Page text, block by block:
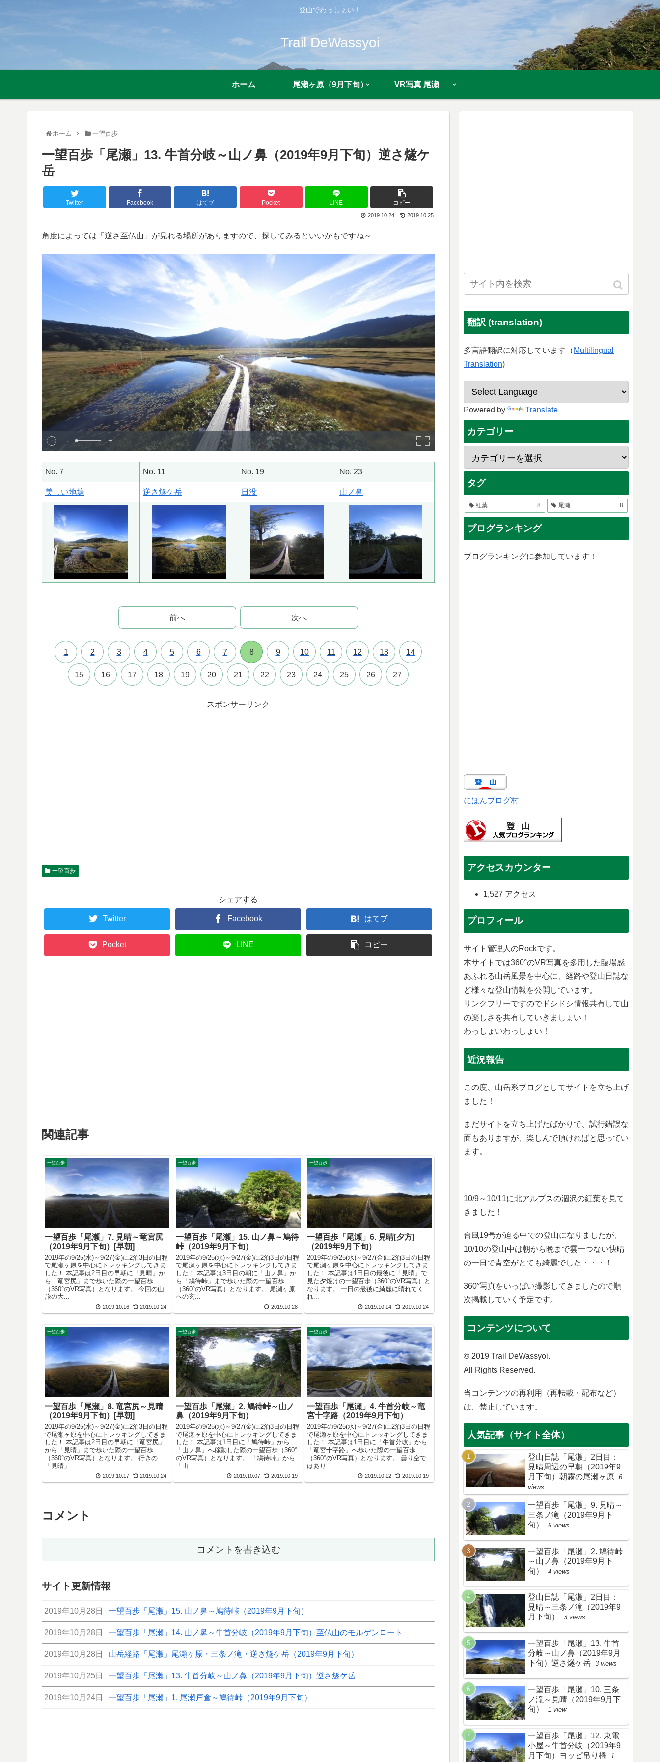
登山でわっしょい！
Trail DeWassyoi
ホーム 尾瀬ヶ原（9月下旬） VR写真 尾瀬
ホーム 一望百歩
一望百歩「尾瀬」13. 牛首分岐～山ノ鼻（2019年9月下旬）逆さ燧ケ
岳
Twitter Facebook はてブ Pocket LINE コピー
2019.10.25
2019.10.24
角度によっては「逆さ至仏山」が見れる場所がありますので、探してみるといいかもですね～
- +
No. 7 No. 11 No. 19 No. 23
美しい地塘 逆さ燧ケ岳 日没 山ノ鼻
前へ 次へ
1 2 3 4 5 6 7 8 9 10 11 12 13 14
15 16 17 18 19 20 21 22 23 24 25 26 27
スポンサーリンク
一望百歩
シェアする
Twitter Facebook はてブ
Pocket LINE コピー
関連記事
一望百歩
一望百歩「尾瀬」7. 見晴～竜宮尻
（2019年9月下旬）[早朝]
2019年の9/25(水)～9/27(金)に2泊3日の日程
で尾瀬ヶ原を中心にトレッキングしてきま
した！ 本記事は2日目の早朝に「見晴」か
ら「竜宮尻」まで歩いた際の一望百歩
（360°のVR写真）となります。 今回の山
旅の大...
2019.10.16 2019.10.24
一望百歩
一望百歩「尾瀬」15. 山ノ鼻～鳩待
峠（2019年9月下旬）
2019年の9/25(水)～9/27(金)に2泊3日の日程
で尾瀬ヶ原を中心にトレッキングしてきま
した！ 本記事は3日目の朝に「山ノ鼻」か
ら「鳩待峠」まで歩いた際の一望百歩
（360°のVR写真）となります。 尾瀬ヶ原
への玄...
2019.10.28
一望百歩
一望百歩「尾瀬」6. 見晴[夕方]
（2019年9月下旬）
2019年の9/25(水)～9/27(金)に2泊3日の日程
で尾瀬ヶ原を中心にトレッキングしてきま
した！ 本記事は1日目の最後に「見晴」で
見た夕焼けの一望百歩（360°のVR写真）と
なります。 一日の最後に綺麗に晴れてく
れ...
2019.10.14 2019.10.24
一望百歩
一望百歩「尾瀬」8. 竜宮尻～見晴
（2019年9月下旬）[早朝]
2019年の9/25(水)～9/27(金)に2泊3日の日程
で尾瀬ヶ原を中心にトレッキングしてきま
した！ 本記事は2日目の早朝に「竜宮尻」
から「見晴」まで歩いた際の一望百歩
（360°のVR写真）となります。 行きの
「見晴」...
2019.10.17 2019.10.24
一望百歩
一望百歩「尾瀬」2. 鳩待峠～山ノ
鼻（2019年9月下旬）
2019年の9/25(水)～9/27(金)に2泊3日の日程
で尾瀬ヶ原を中心にトレッキングしてきま
した！ 本記事は1日目に「鳩待峠」から
「山ノ鼻」へ移動した際の一望百歩（360°
のVR写真）となります。 「鳩待峠」から
「山...
2019.10.07 2019.10.19
一望百歩
一望百歩「尾瀬」4. 牛首分岐～竜
宮十字路（2019年9月下旬）
2019年の9/25(水)～9/27(金)に2泊3日の日程
で尾瀬ヶ原を中心にトレッキングしてきま
した！ 本記事は1日目に「牛首分岐」から
「竜宮十字路」へ歩いた際の一望百歩
（360°のVR写真）となります。 曇り空で
はあり...
2019.10.12 2019.10.19
コメント
コメントを書き込む
サイト更新情報
2019年10月28日 一望百歩「尾瀬」15. 山ノ鼻～鳩待峠（2019年9月下旬）
2019年10月28日 一望百歩「尾瀬」14. 山ノ鼻～牛首分岐（2019年9月下旬）至仏山のモルゲンロート
2019年10月28日 山岳経路「尾瀬」尾瀬ヶ原・三条ノ滝・逆さ燧ケ岳（2019年9月下旬）
2019年10月25日 一望百歩「尾瀬」13. 牛首分岐～山ノ鼻（2019年9月下旬）逆さ燧ケ岳
2019年10月24日 一望百歩「尾瀬」1. 尾瀬戸倉～鳩待峠（2019年9月下旬）
翻訳 (translation)
多言語翻訳に対応しています（ Multilingual
Translation)
Powered by Translate
カテゴリー
タグ
紅葉 8 尾瀬 8
ブログランキング
ブログランキングに参加しています！
にほんブログ村
アクセスカウンター
1,527 アクセス
プロフィール
サイト管理人のRockです。
本サイトでは360°のVR写真を多用した臨場感
あふれる山岳風景を中心に、経路や登山日誌な
ど様々な登山情報を公開しています。
リンクフリーですのでドシドシ情報共有して山
の楽しさを共有していきましょい！
わっしょいわっしょい！
近況報告
この度、山岳系ブログとしてサイトを立ち上げ
ました！
まだサイトを立ち上げたばかりで、試行錯誤な
面もありますが、楽しんで頂ければと思ってい
ます。
10/9～10/11に北アルプスの涸沢の紅葉を見て
きました！
台風19号が迫る中での登山になりましたが、
10/10の登山中は朝から晩まで雲一つない快晴
の一日で青空がとても綺麗でした・・・！
360°写真をいっぱい撮影してきましたので順
次掲載していく予定です。
コンテンツについて
© 2019 Trail DeWassyoi.
All Rights Reserved.
当コンテンツの再利用（再転載・配布など）
は、禁止しています。
人気記事（サイト全体）
登山日誌「尾瀬」2日目：
見晴周辺の早朝（2019年9
月下旬）朝霧の尾瀬ヶ原 6
views
一望百歩「尾瀬」9. 見晴～
三条ノ滝（2019年9月下
旬）
6 views
一望百歩「尾瀬」2. 鳩待峠
～山ノ鼻（2019年9月下
旬）
4 views
登山日誌「尾瀬」2日目：
見晴～三条ノ滝（2019年9
月下旬）
3 views
一望百歩「尾瀬」13. 牛首
分岐～山ノ鼻（2019年9月
下旬）逆さ燧ケ岳 3 views
一望百歩「尾瀬」10. 三条
ノ滝～見晴（2019年9月下
旬）
1 view
一望百歩「尾瀬」12. 東電
小屋～牛首分岐（2019年9
月下旬）ヨッピ吊り橋
1